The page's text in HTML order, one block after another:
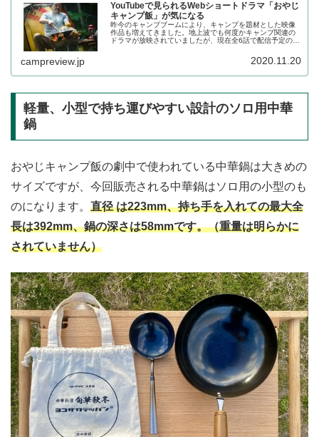
YouTubeで見られるWebショートドラマ「おやじ
キャンプ飯」が気になる
昨今のキャンプブームにより、キャンプを題材とした映像
作品も増えてきました。地上波でも何度かキャンプ関連の
ドラマが放映されていましたが、現在全6話で配信予定の
高く、続きが気になっています。詳細をご紹介します。
campreview.jp 2020.11.20
軽量、小型で持ち運びやすい設計のソロ用中華
鍋
おやじキャンプ飯の劇中で使われている中華鍋は大きめの
サイズですが、今回販売される中華鍋はソロ用の小型のも
のになります。 直径 は223mm、持ち手を入れての最大全
長は392mm、鍋の深さは58mmです。（重量は明らかに
されていません）